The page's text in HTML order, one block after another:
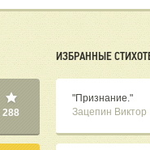
288
ИЗБРАННЫЕ
"Признание."
Зацепин Виктор